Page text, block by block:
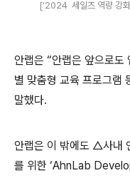
[‘2024 세일즈 역량 강
안랩은 “안랩은 앞으로도
별 맞춤형 교육 프로그램
말했다.
안랩은 이 밖에도 △사내
를 위한 ‘AhnLab